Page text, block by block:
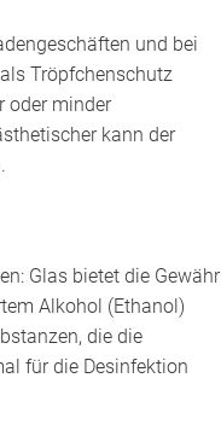
und bei
Tröpfchenschutz
oder minder
kann der
Glas bietet die Gewähr
Alkohol (Ethanol)
die die
für die Desinfektion